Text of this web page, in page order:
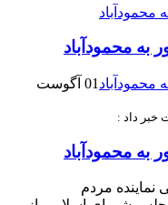
به محمودآباد
01 آگوست
خبر داد :
به محمودآباد
نماینده مردم